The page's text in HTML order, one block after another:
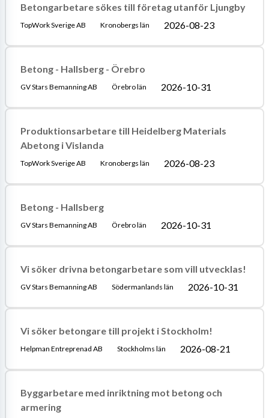
Betongarbetare sökes till företag utanför Ljungby
TopWork Sverige AB Kronobergs län 2026-08-23
Betong - Hallsberg - Örebro
GV Stars Bemanning AB Örebro län 2026-10-31
Produktionsarbetare till Heidelberg Materials
Abetong i Vislanda
TopWork Sverige AB Kronobergs län 2026-08-23
Betong - Hallsberg
GV Stars Bemanning AB Örebro län 2026-10-31
Vi söker drivna betongarbetare som vill utvecklas!
GV Stars Bemanning AB Södermanlands län 2026-10-31
Vi söker betongare till projekt i Stockholm!
Helpman Entreprenad AB Stockholms län 2026-08-21
Byggarbetare med inriktning mot betong och
armering